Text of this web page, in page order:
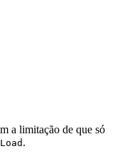
a limitação de que só
.